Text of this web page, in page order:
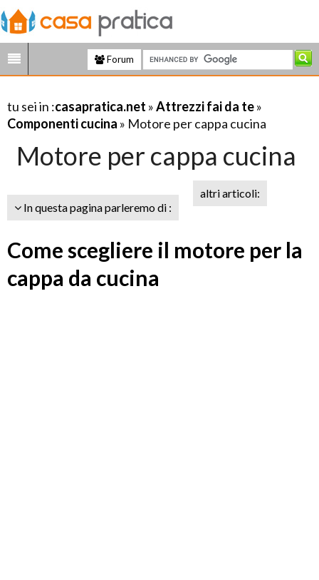
Forum
tu sei in :casapratica.net »Attrezzi fai da te»
Componenti cucina » Motore per cappa cucina
Motore per cappa cucina
In questa pagina parleremo di :
altri articoli:
Come scegliere il motore per la
cappa da cucina